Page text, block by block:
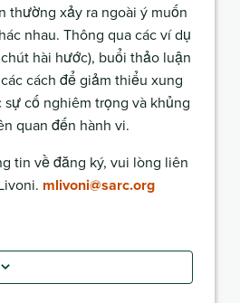
thường xảy ra ngoài ý muốn
nhau. Thông qua các ví dụ
hài hước), buổi thảo luận
cách để giảm thiểu xung
cố nghiêm trọng và khủng
quan đến hành vi.
tin về đăng ký, vui lòng liên
mlivoni@sarc.org